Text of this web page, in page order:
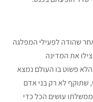
שהודה לפעילי המפלגה
(ועל כך ש”הצילו את המדינה
פשוט בו העולם נמצא
שתוקף לא רק בני אדם
עושים הכל כדי